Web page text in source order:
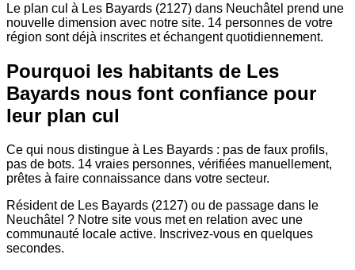
Le plan cul à Les Bayards (2127) dans Neuchâtel prend une
nouvelle dimension avec notre site. 14 personnes de votre
région sont déjà inscrites et échangent quotidiennement.
Pourquoi les habitants de Les
Bayards nous font confiance pour
leur plan cul
Ce qui nous distingue à Les Bayards : pas de faux profils,
pas de bots. 14 vraies personnes, vérifiées manuellement,
prêtes à faire connaissance dans votre secteur.
Résident de Les Bayards (2127) ou de passage dans le
Neuchâtel ? Notre site vous met en relation avec une
communauté locale active. Inscrivez-vous en quelques
secondes.